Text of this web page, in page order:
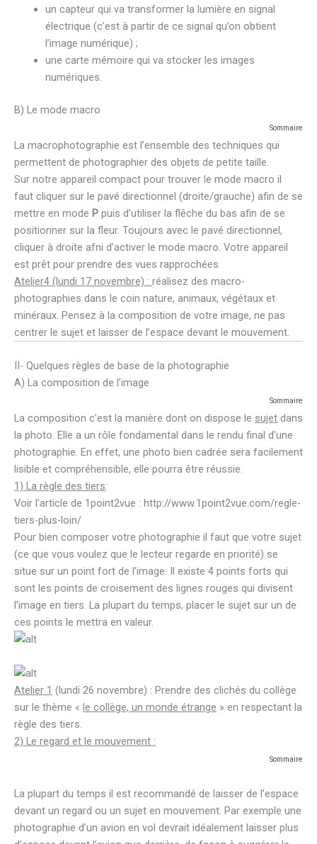
un capteur qui va transformer la lumière en signal
électrique (c’est à partir de ce signal qu’on obtient
l’image numérique) ;
une carte mémoire qui va stocker les images
numériques.
B) Le mode macro
Sommaire
La macrophotographie est l’ensemble des techniques qui
permettent de photographier des objets de petite taille.
Sur notre appareil compact pour trouver le mode macro il
faut cliquer sur le pavé directionnel (droite/grauche) afin de se
mettre en mode P puis d’utiliser la flêche du bas afin de se
positionner sur la fleur. Toujours avec le pavé directionnel,
cliquer à droite afni d’activer le mode macro. Votre appareil
est prêt pour prendre des vues rapprochées.
Atelier4 (lundi 17 novembre) : réalisez des macro-
photographies dans le coin nature, animaux, végétaux et
minéraux. Pensez à la composition de votre image, ne pas
centrer le sujet et laisser de l’espace devant le mouvement.
II- Quelques règles de base de la photographie
A) La composition de l’image
Sommaire
La composition c’est la manière dont on dispose le sujet dans
la photo. Elle a un rôle fondamental dans le rendu final d’une
photographie. En effet, une photo bien cadrée sera facilement
lisible et compréhensible, elle pourra être réussie.
1) La règle des tiers:
Voir l’article de 1point2vue : http://www.1point2vue.com/regle-
tiers-plus-loin/
Pour bien composer votre photographie il faut que votre sujet
(ce que vous voulez que le lecteur regarde en priorité) se
situe sur un point fort de l’image. Il existe 4 points forts qui
sont les points de croisement des lignes rouges qui divisent
l’image en tiers. La plupart du temps, placer le sujet sur un de
ces points le mettra en valeur.
Atelier 1 (lundi 26 novembre) : Prendre des clichés du collège
sur le thème « le collège, un monde étrange » en respectant la
règle des tiers.
2) Le regard et le mouvement :
Sommaire
La plupart du temps il est recommandé de laisser de l’espace
devant un regard ou un sujet en mouvement. Par exemple une
photographie d’un avion en vol devrait idéalement laisser plus